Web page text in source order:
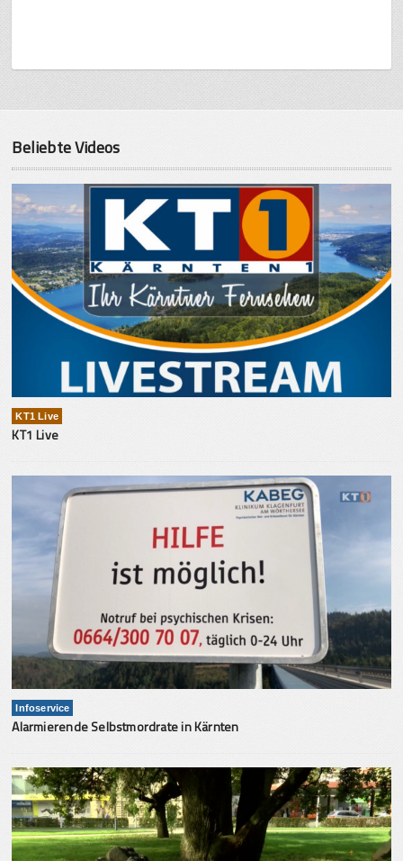
Beliebte Videos
KT1 Live
KT1 Live
Infoservice
Alarmierende Selbstmordrate in Kärnten